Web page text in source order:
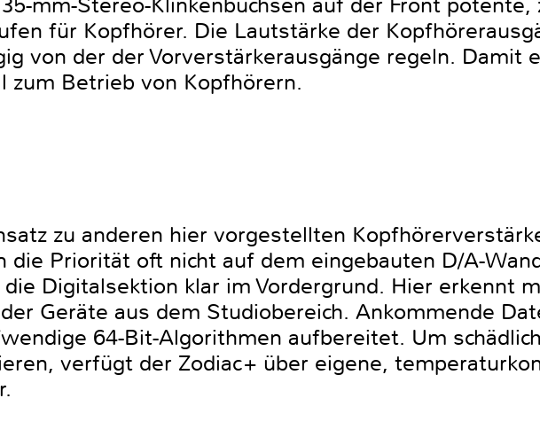
für Kopfhörer. Die Lautstärke der
von der der Vorverstärkerausgänge regeln. Damit
zum Betrieb von Kopfhörern.
zu anderen hier vorgestellten
die Priorität oft nicht auf dem eingebauten D/A-
Digitalsektion klar im Vordergrund. Hier erkennt
Geräte aus dem Studiobereich. Ankommende
64-Bit-Algorithmen aufbereitet. Um
verfügt der Zodiac+ über eigene,